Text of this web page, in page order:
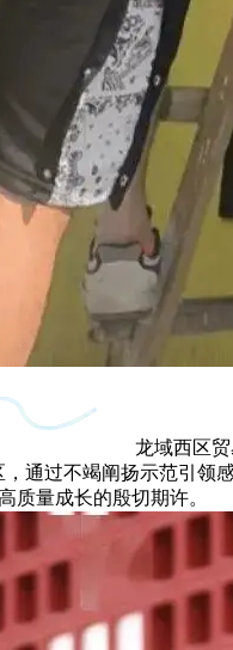
龙域西区
，通过不竭阐扬示范引领
质量成长的殷切期许。